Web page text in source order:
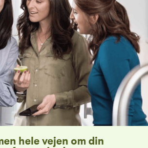
hele vejen om din